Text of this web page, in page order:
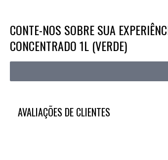
CONTE-NOS SOBRE SUA
CONCENTRADO 1L (VERDE)
AVALIAÇÕES DE CLIENTES